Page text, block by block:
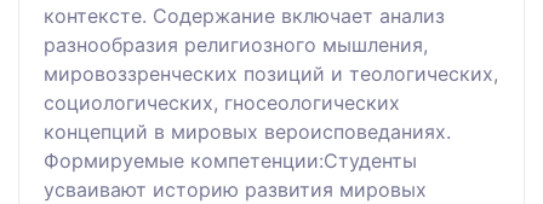
контексте. Содержание включает анализ
разнообразия религиозного мышления,
мировоззренческих позиций и теологических,
социологических, гносеологических
концепций в мировых вероисповеданиях.
Формируемые компетенции:Студенты
усваивают историю развития мировых